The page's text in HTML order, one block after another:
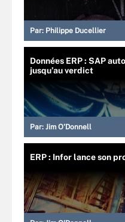
Par: Philippe Ducellier
Données ERP : SAP
jusqu’au verdict
Par: Jim O'Donnell
ERP : Infor lance son